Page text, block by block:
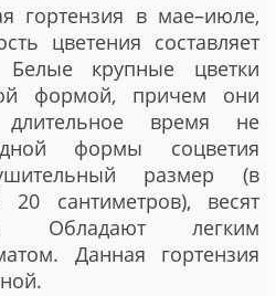
гортензия в мае–июле,
цветения составляет
Белые крупные цветки
формой, причем они
время не
формы соцветия
размер (в
20 сантиметров), весят
Обладают легким
Данная гортензия